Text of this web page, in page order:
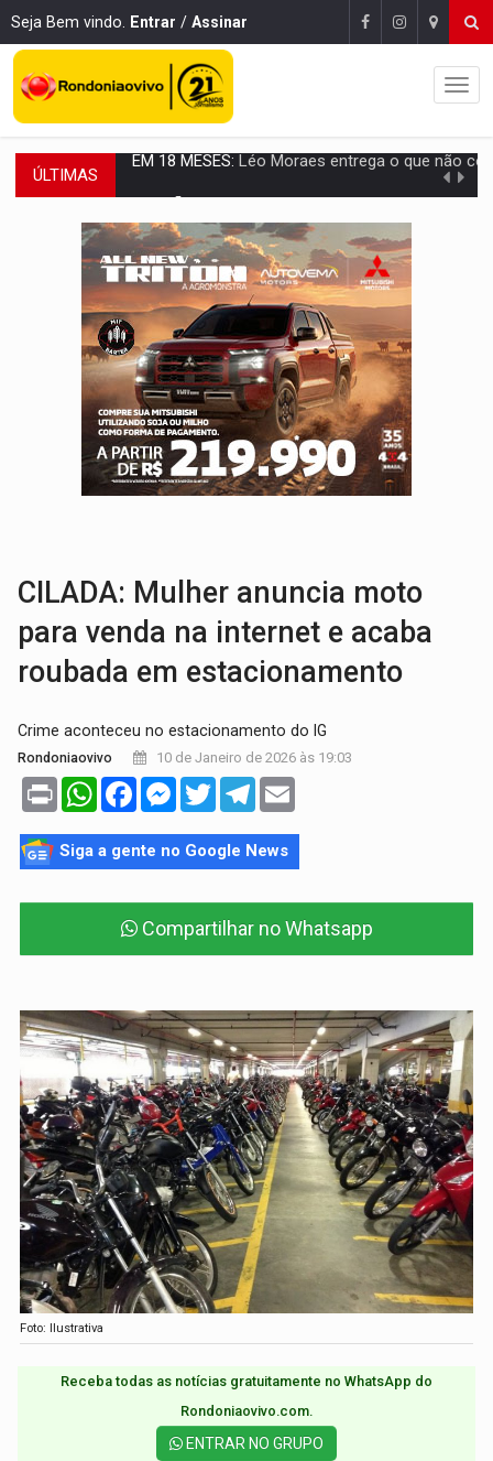
Seja Bem vindo. Entrar / Assinar
ÚLTIMAS Candidata a deputada federal em Rondônia declara draga de
VÍDEO:Casal de garimpeiros é preso com mercúrio em estepe,
EDUCAÇÃO BÁSICA:Ideb avança nos anos iniciais do ensino
CONTA DIFÍCIL:Com as novidades na corrida ao Senado as contas
CH4C1NA:Disputa entre PCC e CV deixa dez mortos em cinco
IMUNIZAÇÃO:Prefeitura inicia campanha de multivacinação para crianças
QUIRINUS:Draco faz operação para prender faccionados que atacaram
TRAFICANTE PRESO:Operação Brasil Contra o Crime apreende quase meia
CILADA: Mulher anuncia moto
para venda na internet e acaba
roubada em estacionamento
Crime aconteceu no estacionamento do IG
Rondoniaovivo 10 de Janeiro de 2026 às 19:03
Print WhatsAppFacebookMessenger
TwitterTelegram
Siga a gente no Google News
Compartilhar no Whatsapp
Foto: Ilustrativa
Receba todas as notícias gratuitamente no WhatsApp do
Rondoniaovivo.com.​
ENTRAR NO GRUPO